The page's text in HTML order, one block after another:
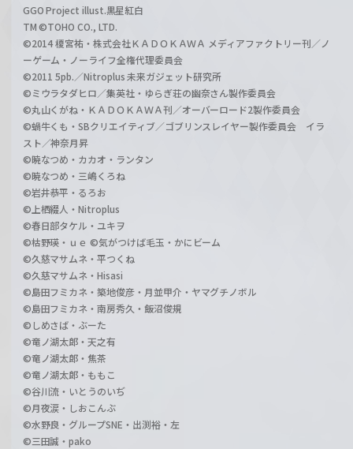
GGO Project illust.黒星紅白
TM ©TOHO CO., LTD.
©2014 榎宮祐・株式会社ＫＡＤＯＫＡＷＡ メディアファクトリー刊／ノ
ーゲーム・ノーライフ全権代理委員会
©2011 5pb.／Nitroplus 未来ガジェット研究所
©ミウラタダヒロ／集英社・ゆらぎ荘の幽奈さん製作委員会
©丸山くがね・ＫＡＤＯＫＡＷＡ刊／オーバーロード2製作委員会
©蝸牛くも・SBクリエイティブ／ゴブリンスレイヤー製作委員会 イラ
スト／神奈月昇
©暁なつめ・カカオ・ランタン
©暁なつめ・三嶋くろね
©岩井恭平・るろお
©上栖綴人・Nitroplus
©春日部タケル・ユキヲ
©枯野瑛・ｕｅ ©気がつけば毛玉・かにビーム
©久慈マサムネ・平つくね
©久慈マサムネ・Hisasi
©島田フミカネ・築地俊彦・月並甲介・ヤマグチノボル
©島田フミカネ・南房秀久・飯沼俊規
©しめさば・ぶーた
©竜ノ湖太郎・天之有
©竜ノ湖太郎・焦茶
©竜ノ湖太郎・ももこ
©谷川流・いとうのいぢ
©月夜涙・しおこんぶ
©水野良・グループSNE・出渕裕・左
©三田誠・pako